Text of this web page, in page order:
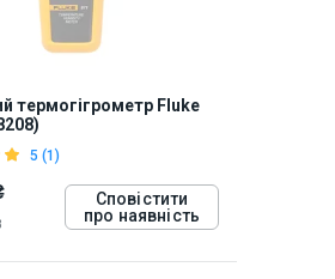
термогігрометр Fluke
5 (1)
Сповістити
про наявність